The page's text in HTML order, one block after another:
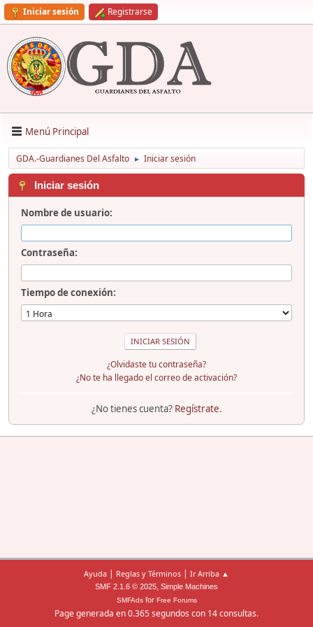
Iniciar sesión Registrarse
Menú Principal
GDA.-Guardianes Del Asfalto ► Iniciar sesión
Iniciar sesión
Nombre de usuario:
Contraseña:
Tiempo de conexión:
¿Olvidaste tu contraseña?
¿No te ha llegado el correo de activación?
¿No tienes cuenta? Regístrate.
Ayuda | Reglas y Términos | Ir Arriba ▲
SMF 2.1.6 © 2025, Simple Machines
SMFAdsfor Free Forums
Page generada en 0.365 segundos con 14 consultas.